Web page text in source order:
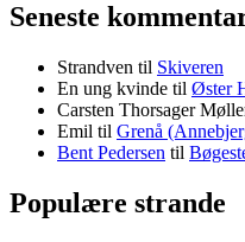
Seneste
Strandven til Skiveren
En ung kvinde til Øster
Carsten Thorsager
Emil til Grenå
Bent Pedersen til
Populære strande